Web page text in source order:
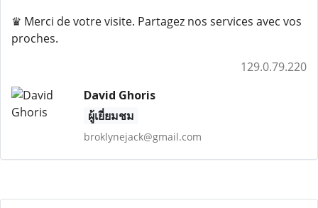
♛ Merci de votre visite. Partagez nos services avec vos
proches.
129.0.79.220
David Ghoris
ผู้เยี่ยมชม
broklynejack@gmail.com